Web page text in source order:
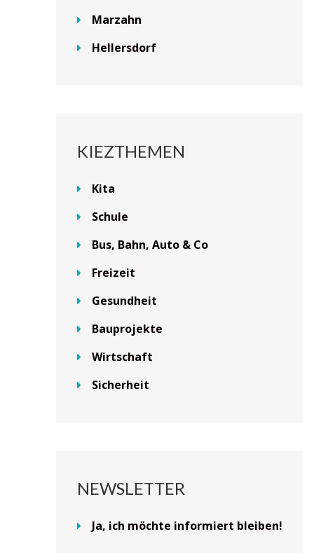
Marzahn
Hellersdorf
KIEZTHEMEN
Kita
Schule
Bus, Bahn, Auto & Co
Freizeit
Gesundheit
Bauprojekte
Wirtschaft
Sicherheit
NEWSLETTER
Ja, ich möchte informiert bleiben!